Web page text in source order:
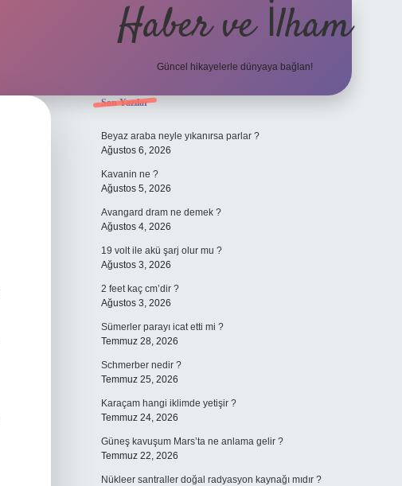
Haber ve İlham
Güncel hikayelerle dünyaya bağlan!
Sidebar
Son Yazılar
Beyaz araba neyle yıkanırsa parlar ?
Ağustos 6, 2026
Kavanin ne ?
Ağustos 5, 2026
Avangard dram ne demek ?
Ağustos 4, 2026
19 volt ile akü şarj olur mu ?
Ağustos 3, 2026
2 feet kaç cm’dir ?
Ağustos 3, 2026
Sümerler parayı icat etti mi ?
Temmuz 28, 2026
Schmerber nedir ?
Temmuz 25, 2026
Karaçam hangi iklimde yetişir ?
Temmuz 24, 2026
Güneş kavuşum Mars’ta ne anlama gelir ?
Temmuz 22, 2026
Nükleer santraller doğal radyasyon kaynağı mıdır ?